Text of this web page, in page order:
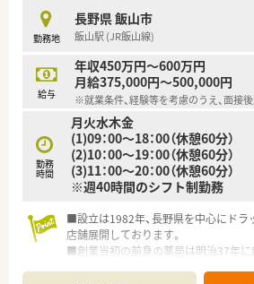
勤務地
長野県 飯山市
飯山駅 (JR飯山線)
給与
年収450万円～600万円
月給375,000円～500,000円
※就業条件、経験等を考慮のうえ、面接後
勤務
時間
月火水木金
(1)09：00～18：00（休憩60分）
(2)10：00～19：00（休憩60分）
(3)11：00～20：00（休憩60分）
※週40時間のシフト制勤務
■設立は1982年、長野県を中心にドラ
店舗展開しております。
■創業当初の前身の薬局は明治37年